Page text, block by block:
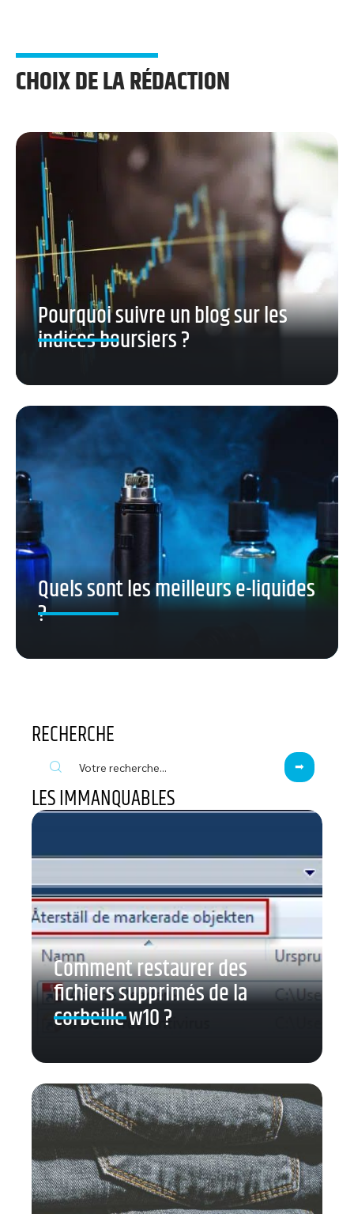
CHOIX DE LA RÉDACTION
Pourquoi suivre un blog sur les
indices boursiers ?
Quels sont les meilleurs e-liquides
?
RECHERCHE
LES IMMANQUABLES
Comment restaurer des
fichiers supprimés de la
corbeille w10 ?